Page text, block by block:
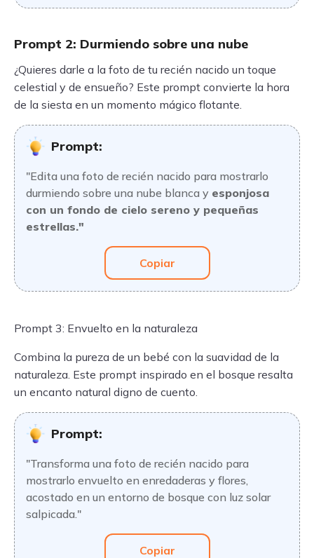
Prompt 2: Durmiendo sobre una nube
¿Quieres darle a la foto de tu recién nacido un toque
celestial y de ensueño? Este prompt convierte la hora
de la siesta en un momento mágico flotante.
Prompt:
"Edita una foto de recién nacido para mostrarlo
durmiendo sobre una nube blanca y esponjosa
con un fondo de cielo sereno y pequeñas
estrellas."
Copiar
Prompt 3: Envuelto en la naturaleza
Combina la pureza de un bebé con la suavidad de la
naturaleza. Este prompt inspirado en el bosque resalta
un encanto natural digno de cuento.
Prompt:
"Transforma una foto de recién nacido para
mostrarlo envuelto en enredaderas y flores,
acostado en un entorno de bosque con luz solar
salpicada."
Copiar